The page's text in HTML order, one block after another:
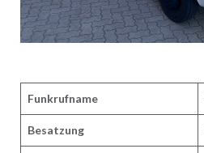
Funkrufname
Besatzung